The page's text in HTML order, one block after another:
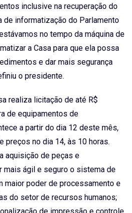
inclusive na recuperação do
de informatização do Parlamento
no tempo da máquina de
a Casa para que ela possa
e dar mais segurança
o presidente.
realiza licitação de até R$
de equipamentos de
a partir do dia 12 deste mês,
preços no dia 14, às 10 horas.
aquisição de peças e
mais ágil e seguro o sistema de
maior poder de processamento e
do setor de recursos humanos;